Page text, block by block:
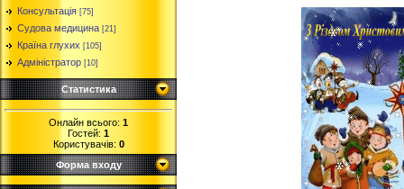
Консультація [75]
Судова медицина [21]
Країна глухих [105]
Адміністратор [10]
Статистика
Онлайн всього: 1
Гостей: 1
Користувачів: 0
Форма входу